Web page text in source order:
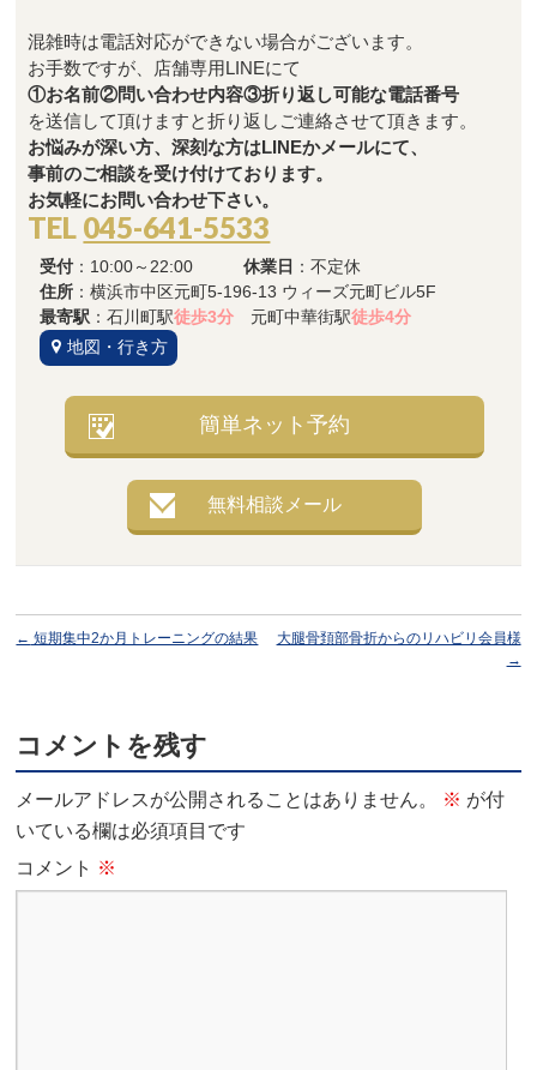
混雑時は電話対応ができない場合がございます。
お手数ですが、店舗専用LINEにて
①お名前②問い合わせ内容③折り返し可能な電話番号
を送信して頂けますと折り返しご連絡させて頂きます。
お悩みが深い方、深刻な方はLINEかメールにて、
事前のご相談を受け付けております。
お気軽にお問い合わせ下さい。
TEL 045-641-5533
受付 ：10:00～22:00休業日 ：不定休
住所 ：横浜市中区元町5-196-13 ウィーズ元町ビル5F
最寄駅 ：石川町駅徒歩3分 元町中華街駅徒歩4分
地図・行き方
簡単ネット予約
無料相談メール
← 短期集中2か月トレーニングの結果
大腿骨頚部骨折からのリハビリ会員様
→
コメントを残す
メールアドレスが公開されることはありません。 ※ が付
いている欄は必須項目です
コメント ※